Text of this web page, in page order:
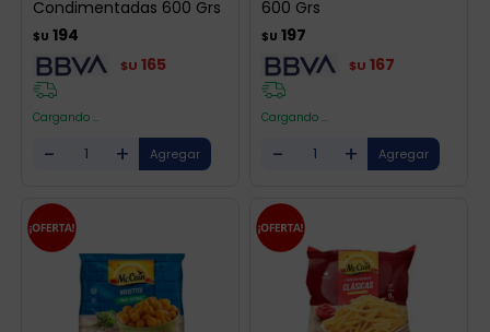
Condimentadas 600 Grs
$U 194
$U 165
Cargando ...
- +
600 Grs
$U 197
$U 167
Cargando ...
- +